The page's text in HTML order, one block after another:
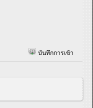
บันทึกการเข้า